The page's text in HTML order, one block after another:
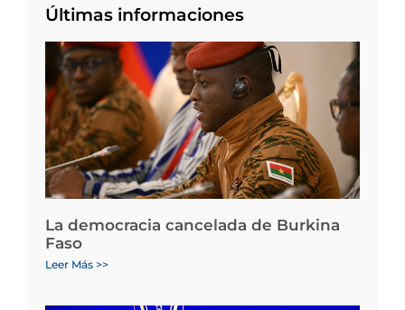
Últimas informaciones
La democracia cancelada de Burkina
Faso
Leer Más >>